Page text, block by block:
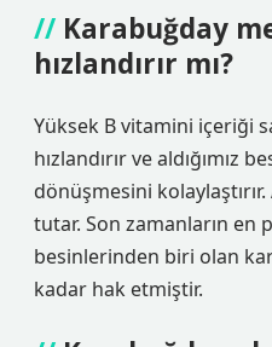
Karabuğday
hızlandırır mı?
Yüksek B vitamini içeriği
hızlandırır ve aldığımız
dönüşmesini
tutar. Son zamanların en
besinlerinden biri olan
kadar hak etmiştir.